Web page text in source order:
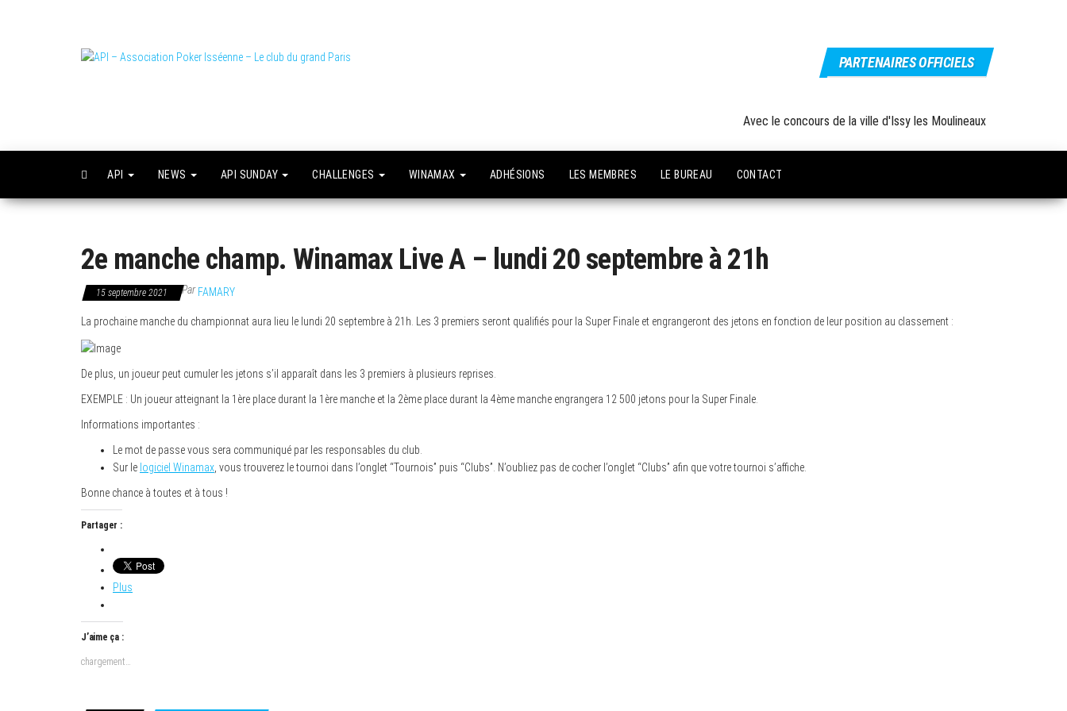
grand Paris
PARTENAIRES OFFICIELS
Avec le concours de la ville d'Issy les Moulineaux
API NEWS API SUNDAY CHALLENGES WINAMAX ADHÉSIONS LES MEMBRES LE BUREAU CONTACT
2e manche champ. Winamax Live A – lundi 20 septembre à 21h
15 septembre 2021 ParFAMARY
La prochaine manche du championnat aura lieu le lundi 20 septembre à 21h. Les 3 premiers seront qualifiés pour la Super Finale et engrangeront des jetons en fonction de leur position au classement :
De plus, un joueur peut cumuler les jetons s’il apparaît dans les 3 premiers à plusieurs reprises.
EXEMPLE : Un joueur atteignant la 1ère place durant la 1ère manche et la 2ème place durant la 4ème manche engrangera 12 500 jetons pour la Super Finale.
Informations importantes :
Le mot de passe vous sera communiqué par les responsables du club.
Sur le logiciel Winamax , vous trouverez le tournoi dans l’onglet “Tournois” puis “Clubs”. N’oubliez pas de cocher l’onglet “Clubs” afin que votre tournoi s’affiche.
Bonne chance à toutes et à tous !
Partager :
Plus
J’aime ça :
chargement…